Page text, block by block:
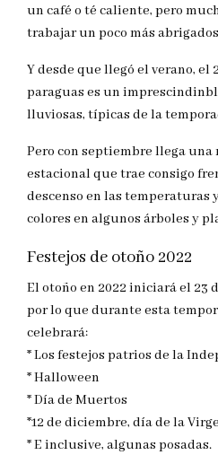
un café o té caliente, pero
trabajar un poco más
Y desde que llegó el verano, el
paraguas es un
lluviosas, típicas de la
Pero con septiembre llega una
estacional que trae consigo
descenso en las temperaturas
colores en algunos árboles y
Festejos de otoño 2022
El otoño en 2022 iniciará el 23
por lo que durante esta
celebrará:
* Los festejos patrios de la
* Halloween
* Día de Muertos
*12 de diciembre, día de la
* E inclusive, algunas posadas.